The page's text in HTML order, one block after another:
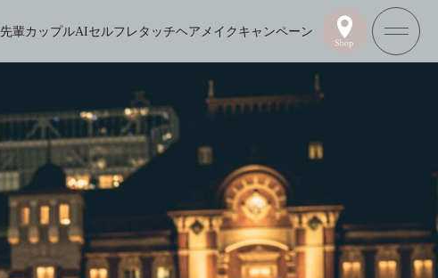
先輩カップルAIセルフレタッチヘアメイク キャンペーン